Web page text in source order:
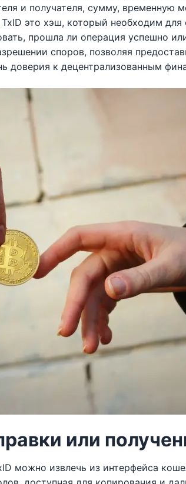
и получателя, сумму, временную
это хэш, который необходим
прошла ли операция успешно
споров, позволяя
доверия к децентрализованным
или
можно извлечь из интерфейса